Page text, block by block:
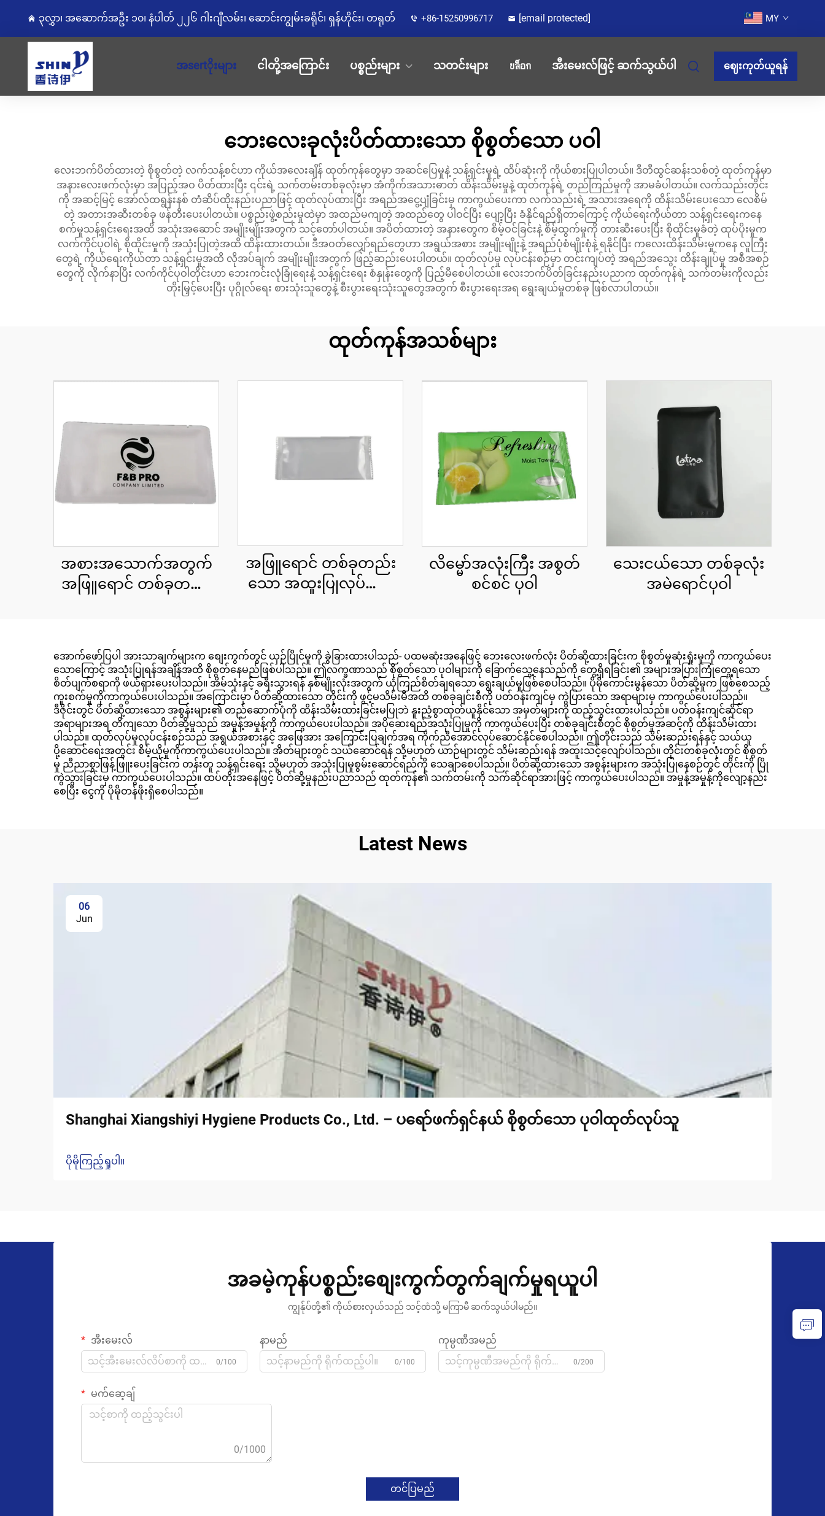
၃လွှာ၊ အဆောက်အဦး ၁၀၊ နံပါတ် ၂၂၆ ဂါးဂျီလမ်း၊ ဆောင်းကျွမ်းခရိုင်၊ ရှန်ဟိုင်း၊ တရုတ် +86-15250996717 [email protected] MY
အsertိုးများ ငါတို့အကြောင်း ပစ္စည်းများ သတင်းများ บล็อก အီးမေးလ်ဖြင့် ဆက်သွယ်ပါ ဈေးကုတ်ယူရန်
ဘေးလေးခုလုံးပိတ်ထားသော စိုစွတ်သော ပဝါ
လေးဘက်ပိတ်ထားတဲ့ စိုစွတ်တဲ့ လက်သန့်စင်ဟာ ကိုယ်အလေးချိန် ထုတ်ကုန်တွေမှာ အဆင်ပြေမှုနဲ့ သန့်ရှင်းမှုရဲ့ ထိပ်ဆုံးကို ကိုယ်စားပြုပါတယ်။ ဒီတီထွင်ဆန်းသစ်တဲ့ ထုတ်ကုန်မှာ
အနားလေးဖက်လုံးမှာ အပြည့်အဝ ပိတ်ထားပြီး ၎င်းရဲ့ သက်တမ်းတစ်ခုလုံးမှာ အံကိုက်အသားဓာတ် ထိန်းသိမ်းမှုနဲ့ ထုတ်ကုန်ရဲ့ တည်ကြည်မှုကို အာမခံပါတယ်။ လက်သည်းတိုင်း
ကို အဆင့်မြင့် အော်လ်ထရွန်းနစ် တံဆိပ်ထိုးနည်းပညာဖြင့် ထုတ်လုပ်ထားပြီး အရည်အငွေ့ပျံခြင်းမှ ကာကွယ်ပေးကာ လက်သည်းရဲ့ အသားအရေကို ထိန်းသိမ်းပေးသော လေစိမ်
တဲ့ အတားအဆီးတစ်ခု ဖန်တီးပေးပါတယ်။ ပစ္စည်းဖွဲ့စည်းမှုထဲမှာ အထည်မကျတဲ့ အထည်တွေ ပါဝင်ပြီး ပျော့ပြီး ခံနိုင်ရည်ရှိတာကြောင့် ကိုယ်ရေးကိုယ်တာ သန့်ရှင်းရေးကနေ
စက်မှုသန့်ရှင်းရေးအထိ အသုံးအဆောင် အမျိုးမျိုးအတွက် သင့်တော်ပါတယ်။ အပိတ်ထားတဲ့ အနားတွေက စိမ့်ဝင်ခြင်းနဲ့ စိမ့်ထွက်မှုကို တားဆီးပေးပြီး စိုထိုင်းမှုခံတဲ့ ထုပ်ပိုးမှုက
လက်ကိုင်ပုဝါရဲ့ စိုထိုင်းမှုကို အသုံးပြုတဲ့အထိ ထိန်းထားတယ်။ ဒီအဝတ်လျှော်ရည်တွေဟာ အရွယ်အစား အမျိုးမျိုးနဲ့ အရည်ပုံစံမျိုးစုံနဲ့ ရနိုင်ပြီး ကလေးထိန်းသိမ်းမှုကနေ လူကြီး
တွေရဲ့ ကိုယ်ရေးကိုယ်တာ သန့်ရှင်းမှုအထိ လိုအပ်ချက် အမျိုးမျိုးအတွက် ဖြည့်ဆည်းပေးပါတယ်။ ထုတ်လုပ်မှု လုပ်ငန်းစဉ်မှာ တင်းကျပ်တဲ့ အရည်အသွေး ထိန်းချုပ်မှု အစီအစဉ်
တွေကို လိုက်နာပြီး လက်ကိုင်ပုဝါတိုင်းဟာ ဘေးကင်းလုံခြုံရေးနဲ့ သန့်ရှင်းရေး စံနှုန်းတွေကို ပြည့်မီစေပါတယ်။ လေးဘက်ပိတ်ခြင်းနည်းပညာက ထုတ်ကုန်ရဲ့ သက်တမ်းကိုလည်း
တိုးမြှင့်ပေးပြီး ပုဂ္ဂိုလ်ရေး စားသုံးသူတွေနဲ့ စီးပွားရေးသုံးသူတွေအတွက် စီးပွားရေးအရ ရွေးချယ်မှုတစ်ခု ဖြစ်လာပါတယ်။
ထုတ်ကုန်အသစ်များ
အစားအသောက်အတွက်
အဖြူရောင် တစ်ခုတည်း
အဖြူရောင် တစ်ခုတည်း
သော အထူးပြုလုပ်ထား
လိမ္မော်အလုံးကြီး အစွတ်
စင်စင် ပုဝါ
သေးငယ်သော တစ်ခုလုံး
အမဲရောင်ပုဝါ
အောက်ဖော်ပြပါ အားသာချက်များက စျေးကွက်တွင် ယှဉ်ပြိုင်မှုကို ခွဲခြားထားပါသည်- ပထမဆုံးအနေဖြင့် ဘေးလေးဖက်လုံး ပိတ်ဆို့ထားခြင်းက စိုစွတ်မှုဆုံးရှုံးမှုကို ကာကွယ်ပေး
သောကြောင့် အသုံးပြုရန်အချိန်အထိ စိုစွတ်နေမည်ဖြစ်ပါသည်။ ဤလက္ခဏာသည် စိုစွတ်သော ပုဝါများကို ခြောက်သွေ့နေသည်ကို တွေ့ရှိရခြင်း၏ အများအပြားကြုံတွေ့ရသော
စိတ်ပျက်စရာကို ဖယ်ရှားပေးပါသည်။ အိမ်သုံးနှင့် ခရီးသွားရန် နှစ်မျိုးလုံးအတွက် ယုံကြည်စိတ်ချရသော ရွေးချယ်မှုဖြစ်စေပါသည်။ ပိုမိုကောင်းမွန်သော ပိတ်ဆို့မှုက ဖြစ်စေသည့်
ကူးစက်မှုကိုကာကွယ်ပေးပါသည်။ အကြောင်းမှာ ပိတ်ဆို့ထားသော တိုင်းကို ဖွင့်မသိမ်းမီအထိ တစ်ခုချင်းစီကို ပတ်ဝန်းကျင်မှ ကွဲပြားသော အရာများမှ ကာကွယ်ပေးပါသည်။
ဒီဇိုင်းတွင် ပိတ်ဆို့ထားသော အစွန်းများ၏ တည်ဆောက်ပုံကို ထိန်းသိမ်းထားခြင်းမပြုဘဲ နူးညံ့စွာထုတ်ယူနိုင်သော အမှတ်များကို ထည့်သွင်းထားပါသည်။ ပတ်ဝန်းကျင်ဆိုင်ရာ
အရာများအရ တိကျသော ပိတ်ဆို့မှုသည် အမှုန့်အမှုန့်ကို ကာကွယ်ပေးပါသည်။ အပိုဆေးရည်အသုံးပြုမှုကို ကာကွယ်ပေးပြီး တစ်ခုချင်းစီတွင် စိုစွတ်မှုအဆင့်ကို ထိန်းသိမ်းထား
ပါသည်။ ထုတ်လုပ်မှုလုပ်ငန်းစဉ်သည် အရွယ်အစားနှင့် အဖြေအား အကြောင်းပြချက်အရ ကိုက်ညီအောင်လုပ်ဆောင်နိုင်စေပါသည်။ ဤတိုင်းသည် သိမ်းဆည်းရန်နှင့် သယ်ယူ
ပို့ဆောင်ရေးအတွင်း စိမ့်ယိုမှုကိုကာကွယ်ပေးပါသည်။ အိတ်များတွင် သယ်ဆောင်ရန် သို့မဟုတ် ယာဉ်များတွင် သိမ်းဆည်းရန် အထူးသင့်လျော်ပါသည်။ တိုင်းတစ်ခုလုံးတွင် စိုစွတ်
မှု ညီညာစွာဖြန့်ဖြူးပေးခြင်းက တန်းတူ သန့်ရှင်းရေး သို့မဟုတ် အသုံးပြုမှုစွမ်းဆောင်ရည်ကို သေချာစေပါသည်။ ပိတ်ဆို့ထားသော အစွန်းများက အသုံးပြုနေစဉ်တွင် တိုင်းကို ပြို
ကွဲသွားခြင်းမှ ကာကွယ်ပေးပါသည်။ ထပ်တိုးအနေဖြင့် ပိတ်ဆို့မှုနည်းပညာသည် ထုတ်ကုန်၏ သက်တမ်းကို သက်ဆိုင်ရာအားဖြင့် ကာကွယ်ပေးပါသည်။ အမှုန့်အမှုန့်ကိုလျော့နည်း
စေပြီး ငွေကို ပိုမိုတန်ဖိုးရှိစေပါသည်။
Latest News
06
Jun
Shanghai Xiangshiyi Hygiene Products Co., Ltd. – ပရော်ဖက်ရှင်နယ် စိုစွတ်သော ပုဝါထုတ်လုပ်သူ
ပိုမိုကြည့်ရှုပါ။
အခမဲ့ကုန်ပစ္စည်းစျေးကွက်တွက်ချက်မှုရယူပါ
ကျွန်ုပ်တို့၏ ကိုယ်စားလှယ်သည် သင့်ထံသို့ မကြာမီ ဆက်သွယ်ပါမည်။
အီးမေးလ်
0/100
နာမည်
0/100
ကုမ္ပဏီအမည်
0/200
မက်ဆေ့ချ်
0/1000
တင်ပြမည်